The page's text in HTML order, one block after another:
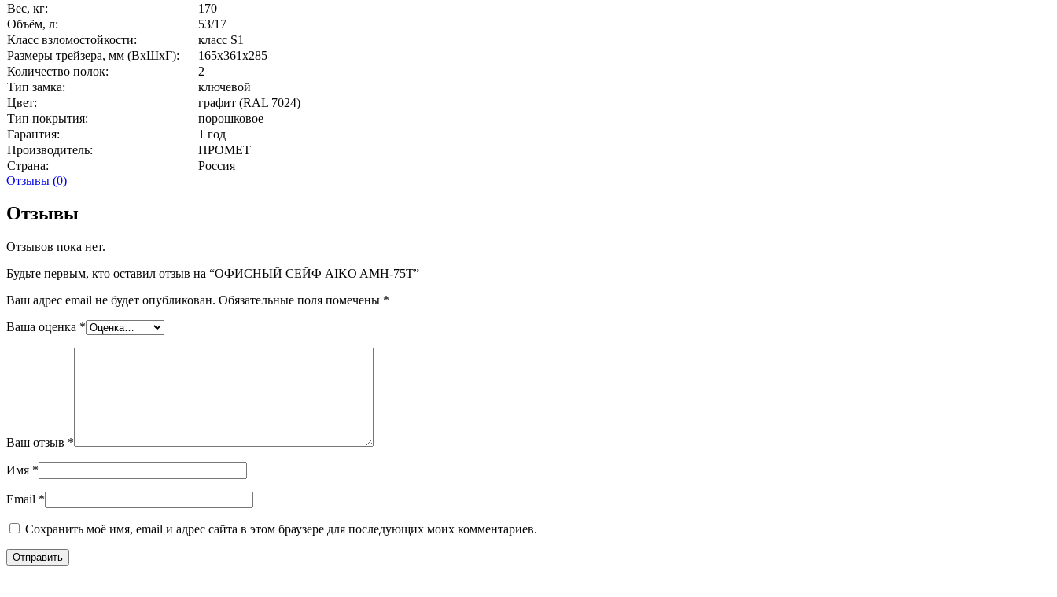
Вес, кг:
170
Объём, л:
53/17
Класс взломостойкости:
класс S1
Размеры трейзера, мм (ВхШхГ):
165x361x285
Количество полок:
2
Тип замка:
ключевой
Цвет:
графит (RAL 7024)
Тип покрытия:
порошковое
Гарантия:
1 год
Производитель:
ПРОМЕТ
Страна:
Россия
Отзывы (0)
Отзывы
Отзывов пока нет.
Будьте первым, кто оставил отзыв на “ОФИСНЫЙ СЕЙФ AIKO AMH-75T”
Ваш адрес email не будет опубликован. Обязательные поля помечены *
Ваша оценка *
Ваш отзыв *
Имя *
Email *
Сохранить моё имя, email и адрес сайта в этом браузере для последующих моих комментариев.